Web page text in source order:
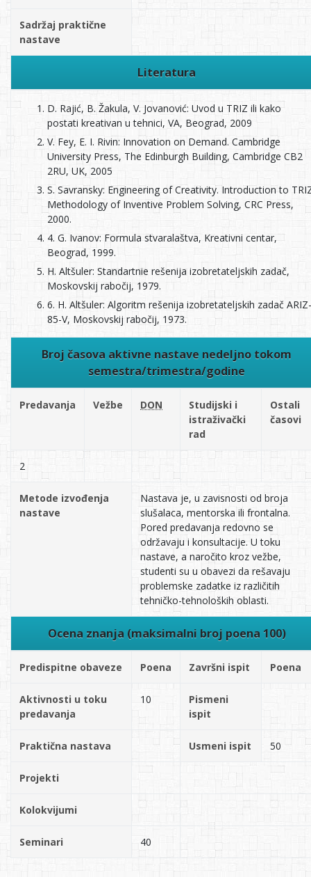
Sadržaj praktične
nastave
Literatura
D. Rajić, B. Žakula, V. Jovanović: Uvod u TRIZ ili kako
postati kreativan u tehnici, VA, Beograd, 2009
V. Fey, E. I. Rivin: Innovation on Demand. Cambridge
University Press, The Edinburgh Building, Cambridge CB2
2RU, UK, 2005
S. Savransky: Engineering of Creativity. Introduction to
Methodology of Inventive Problem Solving, CRC Press,
2000.
4. G. Ivanov: Formula stvaralaštva, Kreativni centar,
Beograd, 1999.
H. Altšuler: Standartnie rešenija izobretateljskih zadač,
Moskovskij rabočij, 1979.
6. H. Altšuler: Algoritm rešenija izobretateljskih zadač ARIZ-
85-V, Moskovskij rabočij, 1973.
Broj časova aktivne nastave nedeljno tokom
semestra/trimestra/godine
Predavanja Vežbe DON
Studijski i
istraživački
rad
Ostali
časovi
2
Metode izvođenja
nastave
Nastava je, u zavisnosti od broja
slušalaca, mentorska ili frontalna.
Pored predavanja redovno se
održavaju i konsultacije. U toku
nastave, a naročito kroz vežbe,
studenti su u obavezi da rešavaju
problemske zadatke iz različitih
tehničko-tehnoloških oblasti.
Ocena znanja (maksimalni broj poena 100)
Predispitne obaveze Poena Završni ispit Poena
Aktivnosti u toku
predavanja
10
Pismeni
ispit
Praktična nastava Usmeni ispit 50
Projekti
Kolokvijumi
Seminari 40